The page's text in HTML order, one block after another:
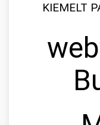
KIEMELT